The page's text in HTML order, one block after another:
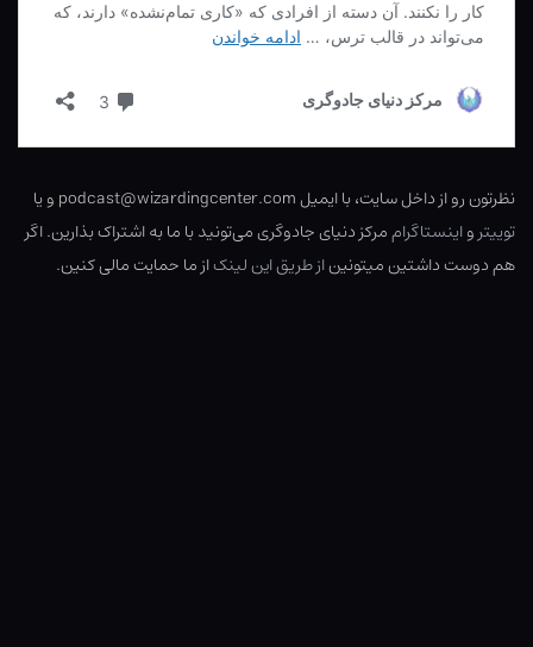
نظرتون رو از داخل سایت، با ایمیل podcast@wizardingcenter.com و یا
توییترواینستاگراممرکز دنیای جادوگری می‌تونید با ما به اشتراک بذارین. اگر
هم دوست داشتین میتونیناز طریق این لینکاز ما حمایت مالی کنین.